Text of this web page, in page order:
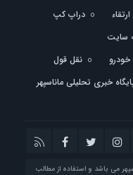
دراپ کپ
سایت
نقل قول
خبری تحلیلی ماناسپهر
می باشد و استفاده از مطالب